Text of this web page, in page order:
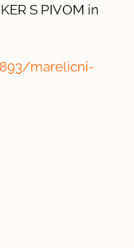
S PIVOM in
marelicni-